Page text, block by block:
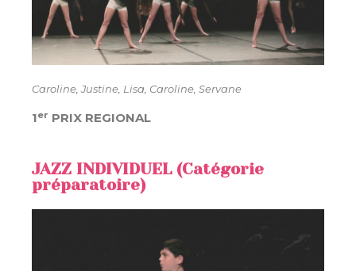
Caroline, Justine, Lisa, Caroline, Servane
1er PRIX REGIONAL
JAZZ INDIVIDUEL (Catégorie
préparatoire)